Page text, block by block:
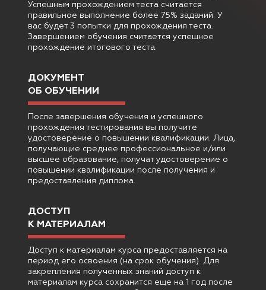
Успешным прохождением теста считается
правильное выполнение более 75% заданий. У
вас будет 3 попытки для прохождения теста.
Завершением обучения считается успешное
прохождение итогового теста.
ДОКУМЕНТ
ОБ ОБУЧЕНИИ
После завершения обучения и успешного
прохождения тестирования вы получите
удостоверение о повышении квалификации. Лица,
получающие среднее профессиональное и/или
высшее образование, получат удостоверение о
повышении квалификации после получения и
предоставления диплома.
ДОСТУП
К МАТЕРИАЛАМ
Доступ к материалам курса предоставляется на
период его освоения (на срок обучения). Для
закрепления полученных знаний доступ к
материалам курса сохранится еще на 1 год после